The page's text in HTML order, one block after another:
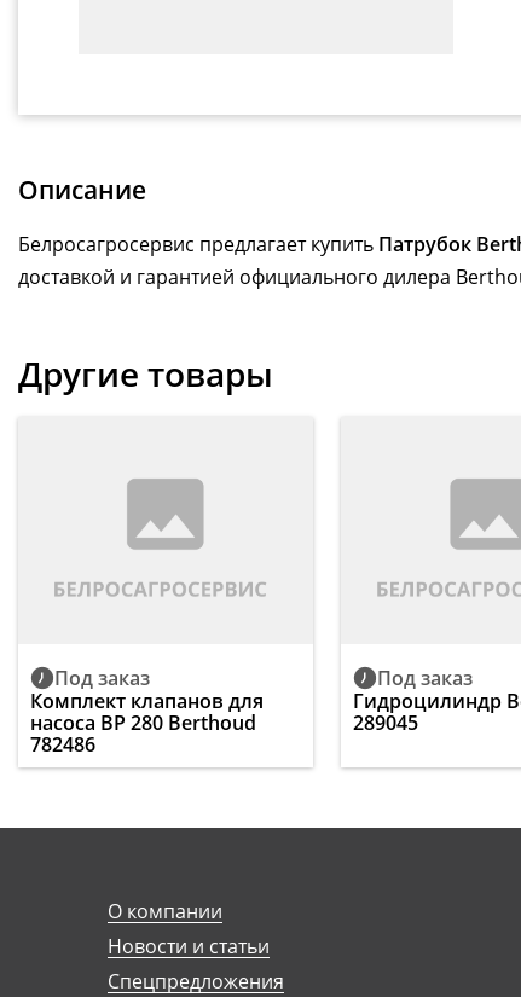
Описание
Белросагросервис предлагает купить Патрубок
доставкой и гарантией официального дилера
Другие товары
Под заказ
Комплект клапанов для
насоса ВР 280 Berthoud
782486
Под заказ
Гидроцилиндр
289045
О компании
Новости и статьи
Спецпредложения